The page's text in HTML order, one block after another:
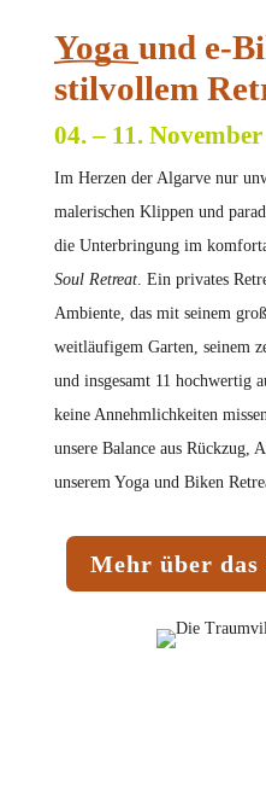
Yoga und e-
stilvollem
04. – 11.
Im Herzen der Algarve nur
malerischen Klippen und
die Unterbringung im
Soul Retreat. Ein privates
Ambiente, das mit seinem
weitläufigem Garten, seinem
und insgesamt 11 hochwertig
keine Annehmlichkeiten
unsere Balance aus Rückzug,
unserem Yoga und Biken
Mehr über